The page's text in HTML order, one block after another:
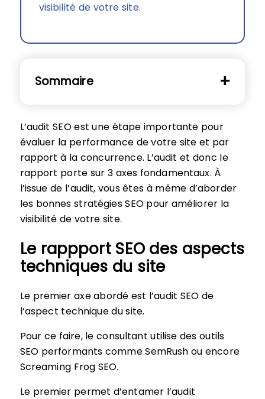
visibilité de votre site.
Sommaire
L’audit SEO est une étape importante pour
évaluer la performance de votre site et par
rapport à la concurrence. L’audit et donc le
rapport porte sur 3 axes fondamentaux. À
l’issue de l’audit, vous êtes à même d’aborder
les bonnes stratégies SEO pour améliorer la
visibilité de votre site.
Le rappport SEO des aspects
techniques du site
Le premier axe abordé est l’audit SEO de
l’aspect technique du site.
Pour ce faire, le consultant utilise des outils
SEO performants comme SemRush ou encore
Screaming Frog SEO.
Le premier permet d’entamer l’audit